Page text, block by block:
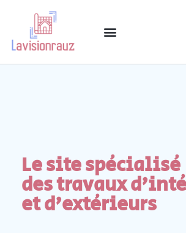
Le site spécialisé
des travaux
et d'extérieurs